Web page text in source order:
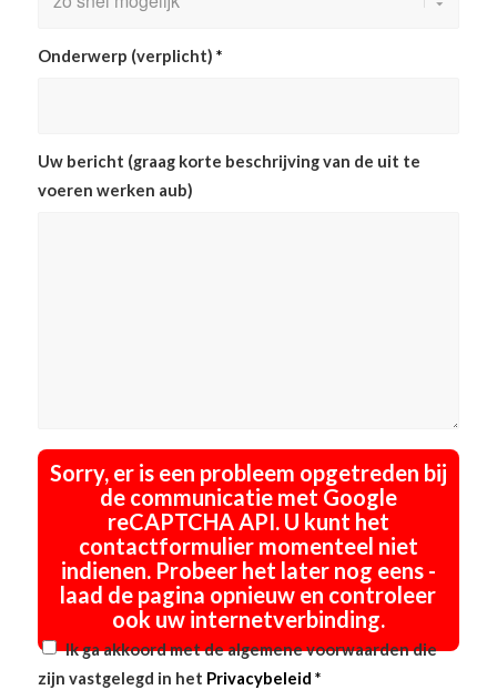
Onderwerp (verplicht) *
Uw bericht (graag korte beschrijving van de uit te
voeren werken aub)
Sorry, er is een probleem opgetreden bij
de communicatie met Google
reCAPTCHA API. U kunt het
contactformulier momenteel niet
indienen. Probeer het later nog eens -
laad de pagina opnieuw en controleer
ook uw internetverbinding.
Ik ga akkoord met de algemene voorwaarden die
zijn vastgelegd in het Privacybeleid *